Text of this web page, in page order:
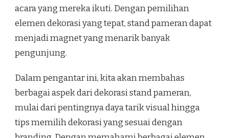
acara yang mereka ikuti. Dengan pemilihan
elemen dekorasi yang tepat, stand pameran dapat
menjadi magnet yang menarik banyak
pengunjung.
Dalam pengantar ini, kita akan membahas
berbagai aspek dari dekorasi stand pameran,
mulai dari pentingnya daya tarik visual hingga
tips memilih dekorasi yang sesuai dengan